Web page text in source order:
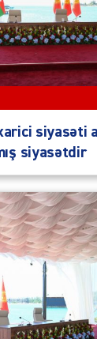
siyasəti
siyasətdir